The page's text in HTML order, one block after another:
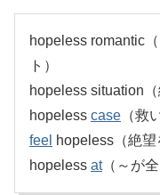
hopeless romantic
ト）
hopeless situation（
hopeless case （救
feel hopeless（絶望
hopeless at（～が全